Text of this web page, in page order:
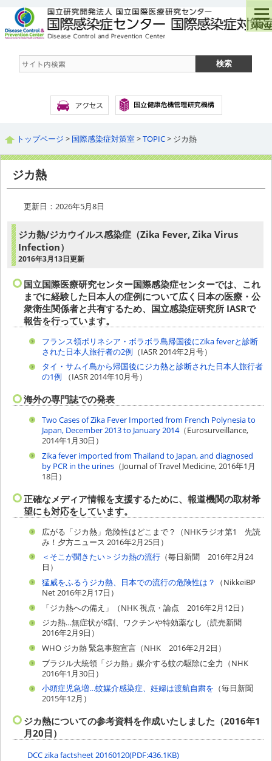
トップページ > 国際感染症対策室 >TOPIC> ジカ熱
ジカ熱
更新日：2026年5月8日
ジカ熱/ジカウイルス感染症（Zika Fever, Zika Virus
Infection）
2016年3月13日更新
国立国際医療研究センター国際感染症センターでは、これ
までに経験した日本人の症例について広く日本の医療・公
衆衛生関係者と共有するため、国立感染症研究所 IASRで
報告を行っています。
フランス領ポリネシア・ボラボラ島帰国後にZika feverと診断
された日本人旅行者の2例 （IASR 2014年2月号）
タイ・サムイ島から帰国後にジカ熱と診断された日本人旅行者
の1例 （IASR 2014年10月号）
海外の専門誌での発表
Two Cases of Zika Fever Imported from French Polynesia to
Japan, December 2013 to January 2014（Eurosurveillance,
2014年1月30日）
Zika fever imported from Thailand to Japan, and diagnosed
by PCR in the urines （Journal of Travel Medicine, 2016年1月
18日）
正確なメディア情報を支援するために、報道機関の取材希
望にも対応をしています。
広がる「ジカ熱」危険性はどこまで？（NHKラジオ第1 先読
み！夕方ニュース 2016年2月25日）
＜そこが聞きたい＞ジカ熱の流行 （毎日新聞 2016年2月24
日）
猛威をふるうジカ熱、日本での流行の危険性は？
（NikkeiBP
Net 2016年2月17日）
「ジカ熱への備え」（NHK 視点・論点 2016年2月12日）
ジカ熱…無症状が8割、ワクチンや特効薬なし（読売新聞
2016年2月9日）
WHO ジカ熱 緊急事態宣言（NHK 2016年2月2日）
ブラジル大統領「ジカ熱」媒介する蚊の駆除に全力（NHK
2016年1月30日）
小頭症児急増…蚊媒介感染症、妊婦は渡航自粛を （毎日新聞
2015年12月）
ジカ熱についての参考資料を作成いたしました（2016年1
月20日）
DCC zika factsheet 20160120(PDF:436.1KB)